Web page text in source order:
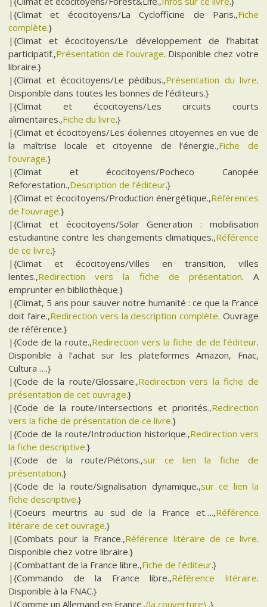
|{Climat et écocitoyens/La Cyclofficine de Paris.,Fiche
complète.}
|{Climat et écocitoyens/Le développement de l’habitat
participatif.,Présentation de l’ouvrage. Disponible chez votre
libraire.}
|{Climat et écocitoyens/Le pédibus.,Présentation du livre.
Disponible dans toutes les bonnes de l’éditeurs.}
|{Climat et écocitoyens/Les circuits courts
alimentaires.,Fiche du livre.}
|{Climat et écocitoyens/Les éoliennes citoyennes en vue de
la maîtrise locale et citoyenne de l’énergie.,Fiche de
l’ouvrage.}
|{Climat et écocitoyens/Pocheco Canopée
Reforestation.,Description de l’éditeur.}
|{Climat et écocitoyens/Production énergétique.,Références
de l’ouvrage.}
|{Climat et écocitoyens/Solar Generation : mobilisation
estudiantine contre les changements climatiques.,Référence
de ce livre.}
|{Climat et écocitoyens/Villes en transition, villes
lentes.,Redirection vers la fiche de présentation. A
emprunter en bibliothèque.}
|{Climat, 5 ans pour sauver notre humanité : ce que la France
doit faire.,Redirection vers la description complète. Ouvrage
de référence.}
|{Code de la route.,Redirection vers la fiche de de l’éditeur.
Disponible à l’achat sur les plateformes Amazon, Fnac,
Cultura ….}
|{Code de la route/Glossaire.,Redirection vers la fiche de
présentation de cet ouvrage.}
|{Code de la route/Intersections et priorités.,Redirection
vers la fiche de présentation de ce livre.}
|{Code de la route/Introduction historique.,Redirection vers
la fiche descriptive.}
|{Code de la route/Piétons.,sur ce lien la fiche de
présentation.}
|{Code de la route/Signalisation dynamique.,sur ce lien la
fiche descriptive.}
|{Coeurs meurtris au sud de la France et….,Référence
litéraire de cet ouvrage.}
|{Combats pour la France.,Référence litéraire de ce livre.
Disponible chez votre libraire.}
|{Combattant de la France libre.,Fiche de l’éditeur.}
|{Commando de la France libre.,Référence litéraire.
Disponible à la FNAC.}
|{Comme un Allemand en France.,(la couverture) .}